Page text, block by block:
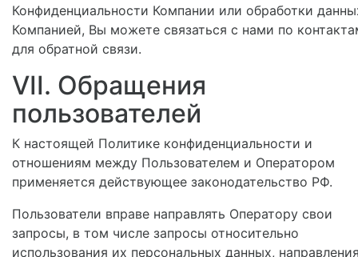
Конфиденциальности Компании или обработки
Компанией, Вы можете связаться с нами по
для обратной связи.
VII. Обращения
пользователей
К настоящей Политике конфиденциальности и
отношениям между Пользователем и Оператором
применяется действующее законодательство РФ.
Пользователи вправе направлять Оператору свои
запросы, в том числе запросы относительно
использования их персональных данных,